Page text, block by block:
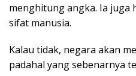
menghitung angka. Ia juga
sifat manusia.
Kalau tidak, negara akan
padahal yang sebenarnya